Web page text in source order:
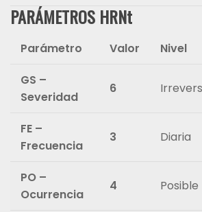
PARÁMETROS HRNt
Parámetro Valor Nivel
GS –
Severidad
6
FE –
Frecuencia
3 Diaria
PO –
Ocurrencia
4 Posible